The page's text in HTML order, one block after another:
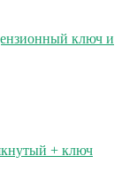
ключ и
+ ключ